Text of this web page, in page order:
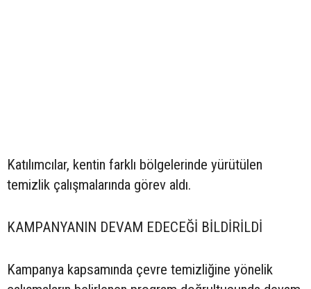
Katılımcılar, kentin farklı bölgelerinde yürütülen
temizlik çalışmalarında görev aldı.
KAMPANYANIN DEVAM EDECEĞİ BİLDİRİLDİ
Kampanya kapsamında çevre temizliğine yönelik